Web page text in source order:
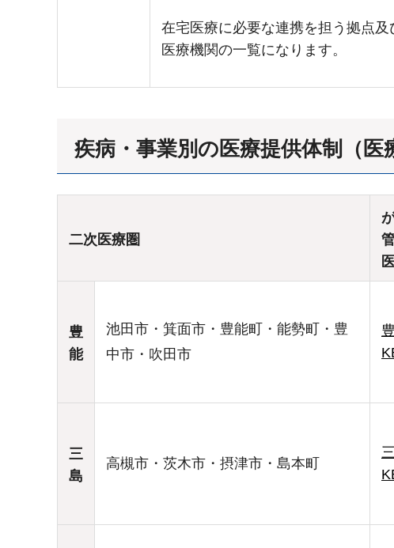
在宅医療に必要な連携を担う拠点及
医療機関の一覧になります。
疾病・事業別の医療提供体制（医
二次医療圏
豊
能
池田市・箕面市・豊能町・能勢町・豊
中市・吹田市
三
島
高槻市・茨木市・摂津市・島本町